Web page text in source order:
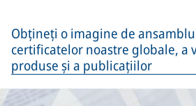
Obțineți o imagine de
certificatelor noastre globale, a
produse și a publicațiilor